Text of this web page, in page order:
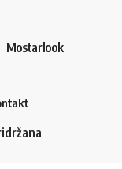
Mostarlook